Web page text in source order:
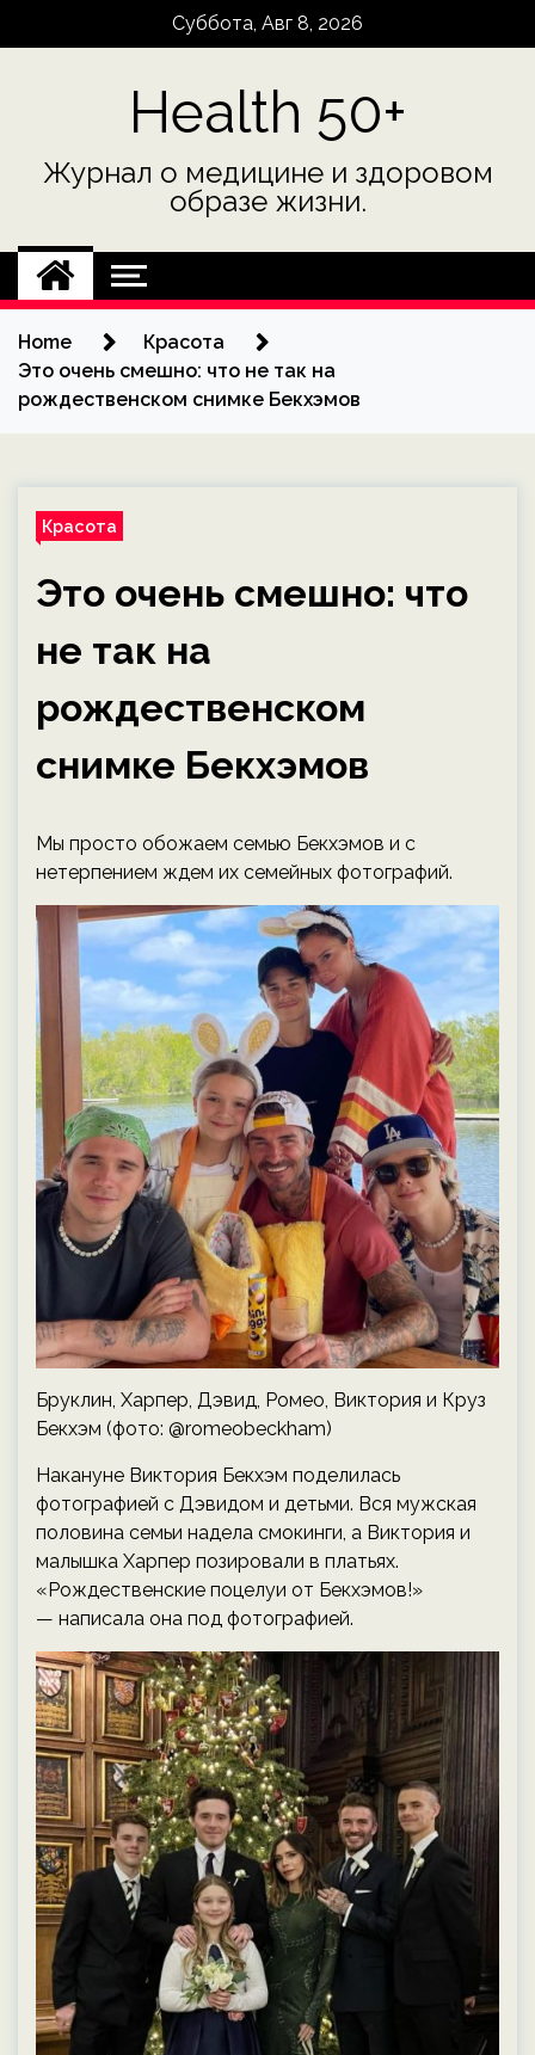
Суббота, Авг 8, 2026
Health 50+
Журнал о медицине и здоровом
образе жизни.
Home
Красота
Это очень смешно: что не так на
рождественском снимке Бекхэмов
Красота
Это очень смешно: что
не так на
рождественском
снимке Бекхэмов
Мы просто обожаем семью Бекхэмов и с
нетерпением ждем их семейных фотографий.
Бруклин, Харпер, Дэвид, Ромео, Виктория и Круз
Бекхэм (фото: @romeobeckham)
Накануне Виктория Бекхэм поделилась
фотографией с Дэвидом и детьми. Вся мужская
половина семьи надела смокинги, а Виктория и
малышка Харпер позировали в платьях.
«Рождественские поцелуи от Бекхэмов!»
— написала она под фотографией.